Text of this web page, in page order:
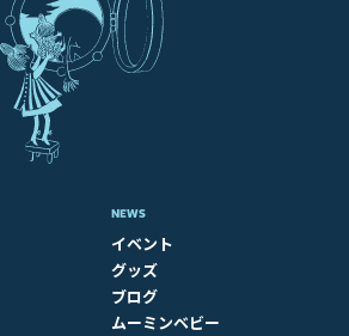
NEWS
イベント
グッズ
ブログ
ムーミンベビー